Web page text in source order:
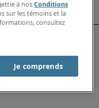
à nosConditions
sur les témoins et la
consultez
Je comprends